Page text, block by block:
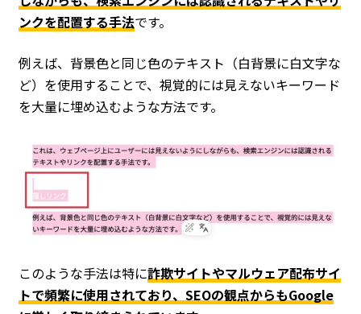
ンクを配置する手法です。
例えば、背景色と同じ色のテキスト（白背景に白文字な
ど）を使用することで、視覚的には見えないキーワード
を大量に埋め込むような方法です。
このような手法は特に詐欺サイトやマルウェア配布サイ
トで頻繁に使用されており、SEOの観点からもGoogle